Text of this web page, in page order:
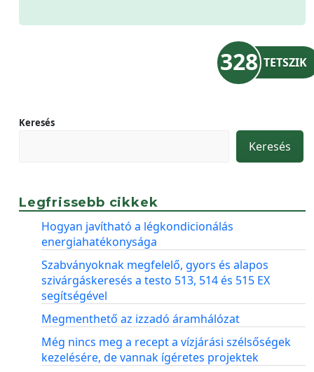
328 TETSZIK
Keresés
Keresés
Legfrissebb cikkek
Hogyan javítható a légkondicionálás
energiahatékonysága
Szabványoknak megfelelő, gyors és alapos
szivárgáskeresés a testo 513, 514 és 515 EX
segítségével
Megmenthető az izzadó áramhálózat
Még nincs meg a recept a vízjárási szélsőségek
kezelésére, de vannak ígéretes projektek